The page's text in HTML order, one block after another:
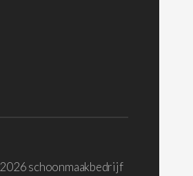
2026 schoonmaakbedrijf